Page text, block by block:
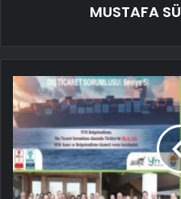
MUSTAFA